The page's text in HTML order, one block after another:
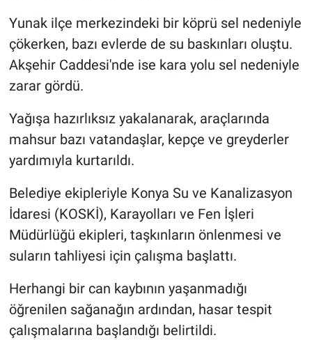
Yunak ilçe merkezindeki bir köprü sel nedeniyle
çökerken, bazı evlerde de su baskınları oluştu.
Akşehir Caddesi'nde ise kara yolu sel nedeniyle
zarar gördü.
Yağışa hazırlıksız yakalanarak, araçlarında
mahsur bazı vatandaşlar, kepçe ve greyderler
yardımıyla kurtarıldı.
Belediye ekipleriyle Konya Su ve Kanalizasyon
İdaresi (KOSKİ), Karayolları ve Fen İşleri
Müdürlüğü ekipleri, taşkınların önlenmesi ve
suların tahliyesi için çalışma başlattı.
Herhangi bir can kaybının yaşanmadığı
öğrenilen sağanağın ardından, hasar tespit
çalışmalarına başlandığı belirtildi.
Gündem Özel
Günün görüntüsü
Haber
İlan
Kimdir
Koronavirüs
Kültür Sanat
Nedir